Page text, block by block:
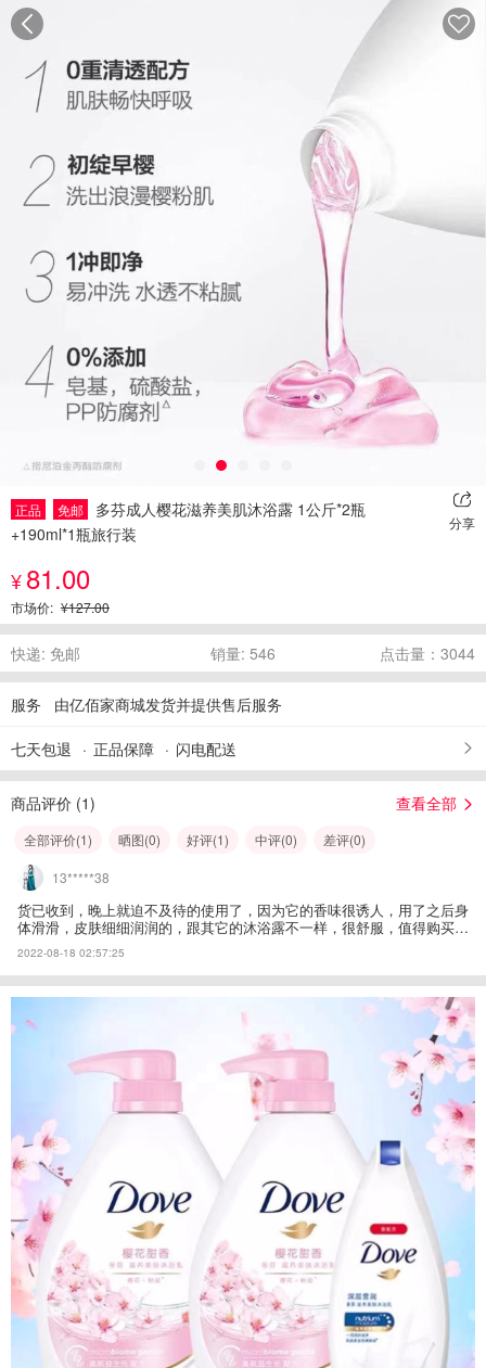
正品 免邮
多芬成人樱花滋养美肌沐浴露 1公斤*2瓶
+190ml*1瓶旅行装
分享
¥81.00
市场价: ¥127.00
快递: 免邮 销量: 546 点击量：3044
服务 由亿佰家商城发货并提供售后服务
七天包退 正品保障 闪电配送
商品评价 (1) 查看全部
全部评价(1) 晒图(0) 好评(1) 中评(0) 差评(0)
13*****38
货已收到，晚上就迫不及待的使用了，因为它的香味很诱人，用了之后身
体滑滑，皮肤细细润润的，跟其它的沐浴露不一样，很舒服，值得购买，
用完下次还复购
2022-08-18 02:57:25